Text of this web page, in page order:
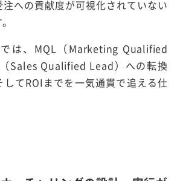
への貢献度が可視化されていない
は、MQL（Marketing Qualified
Sales Qualified Lead）への転換
してROIまでを一気通貫で追える仕